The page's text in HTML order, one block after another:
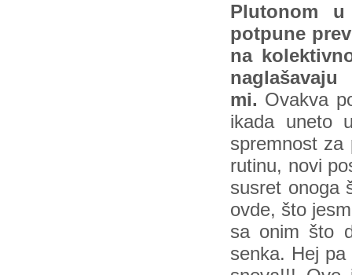
Plutonom
potpune
na
mi. Ovakva
ikada uneto
spremnost za
rutinu, novi
susret onoga
ovde, što
sa onim što
senka. Hej